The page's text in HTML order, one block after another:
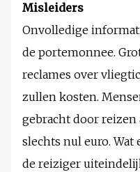
Misleiders
Onvolledige
de portemonnee.
reclames over
zullen kosten.
gebracht door
slechts nul euro. Wat
de reiziger